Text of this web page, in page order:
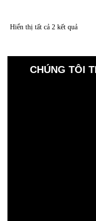
Hiển thị tất cả 2 kết quả
CHÚNG TÔI